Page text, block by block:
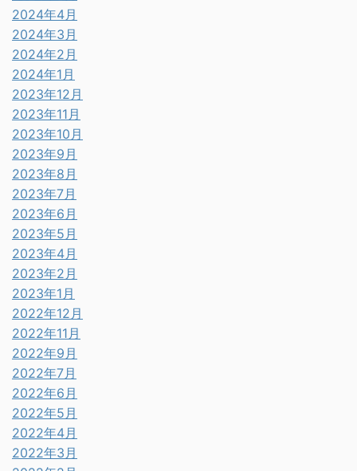
2024年4月
2024年3月
2024年2月
2024年1月
2023年12月
2023年11月
2023年10月
2023年9月
2023年8月
2023年7月
2023年6月
2023年5月
2023年4月
2023年2月
2023年1月
2022年12月
2022年11月
2022年9月
2022年7月
2022年6月
2022年5月
2022年4月
2022年3月